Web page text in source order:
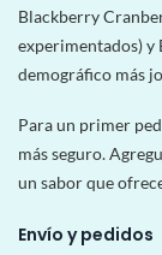
Blackberry
experimentados) y
demográfico más
Para un primer
más seguro.
un sabor que
Envío y pedidos